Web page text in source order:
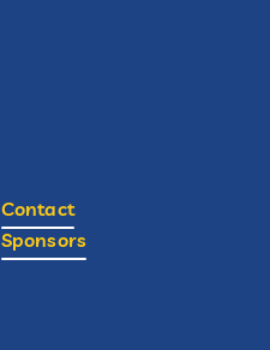
Contact
Sponsors